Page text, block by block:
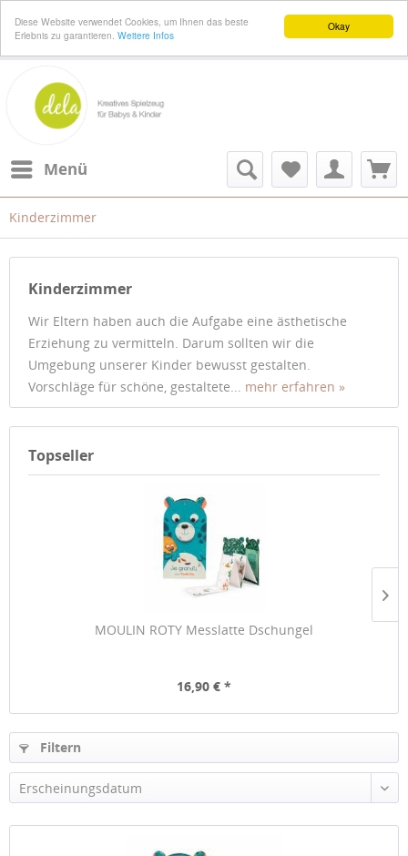
Okay
Diese Website verwendet Cookies, um Ihnen das beste
Erlebnis zu garantieren. Weitere Infos
Menü
Kinderzimmer
Kinderzimmer
Wir Eltern haben auch die Aufgabe eine ästhetische
Erziehung zu vermitteln. Darum sollten wir die
Umgebung unserer Kinder bewusst gestalten.
Vorschläge für schöne, gestaltete... mehr erfahren »
Topseller
MOULIN ROTY Messlatte Dschungel
16,90 € *
Filtern
Erscheinungsdatum